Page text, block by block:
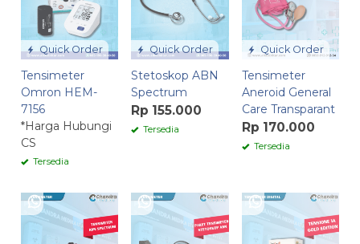
Quick Order
Tensimeter
Omron HEM-
7156
*Harga Hubungi
CS
Tersedia
Quick Order
Stetoskop ABN
Spectrum
Rp 155.000
Tersedia
Quick Order
Tensimeter
Aneroid General
Care Transparant
Rp 170.000
Tersedia